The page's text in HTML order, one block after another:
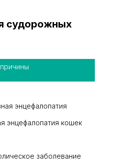
судорожных
энцефалопатия
энцефалопатия кошек
заболевание